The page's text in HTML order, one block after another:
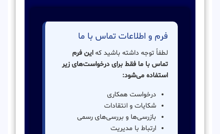
فرم و اطلاعات تماس با ما
لطفاً توجه داشته باشید که این فرم
تماس با ما فقط برای درخواست‌های زیر
استفاده می‌شود:
درخواست همکاری
شکایات و انتقادات
بازرسی‌ها و بررسی‌های رسمی
ارتباط با مدیریت